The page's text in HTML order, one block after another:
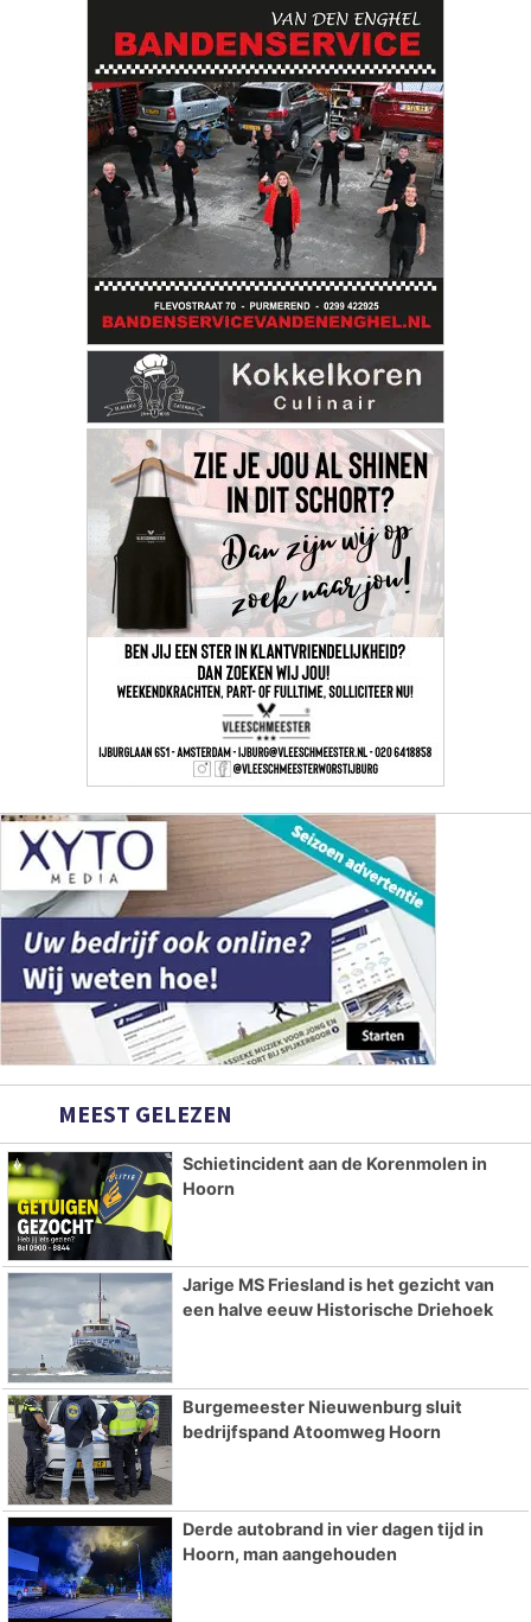
MEEST GELEZEN
Schietincident aan de Korenmolen in
Hoorn
Jarige MS Friesland is het gezicht van
een halve eeuw Historische Driehoek
Burgemeester Nieuwenburg sluit
bedrijfspand Atoomweg Hoorn
Derde autobrand in vier dagen tijd in
Hoorn, man aangehouden